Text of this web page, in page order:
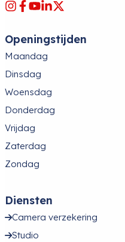
Openingstijden
Maandag
Dinsdag
Woensdag
Donderdag
Vrijdag
Zaterdag
Zondag
Diensten
Camera verzekering
Studio